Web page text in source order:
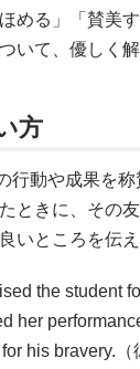
める」「賛美
いて、優しく
方
行動や成果を
ときに、その
いところを伝
the student
her
his bravery.（